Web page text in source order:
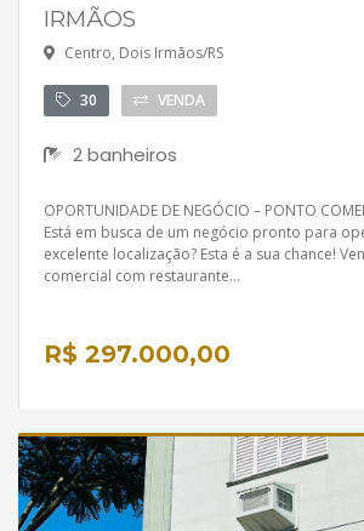
IRMÃOS
Centro, Dois Irmãos/RS
30 VENDA
2 banheiros
OPORTUNIDADE DE NEGÓCIO – PONTO
Está em busca de um negócio pronto para
excelente localização? Esta é a sua chance!
comercial com restaurante...
R$ 297.000,00